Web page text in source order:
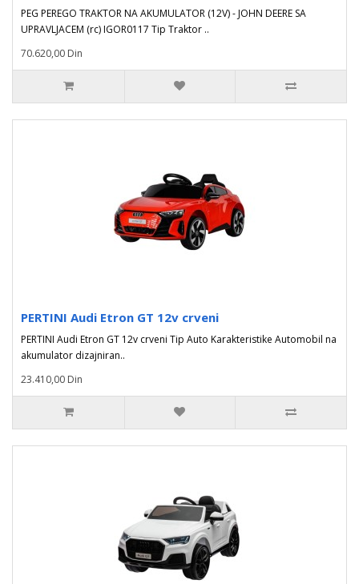
PEG PEREGO TRAKTOR NA AKUMULATOR (12V) - JOHN DEERE SA
UPRAVLJACEM (rc) IGOR0117 Tip Traktor ..
70.620,00 Din
PERTINI Audi Etron GT 12v crveni
PERTINI Audi Etron GT 12v crveni Tip Auto Karakteristike Automobil na
akumulator dizajniran..
23.410,00 Din